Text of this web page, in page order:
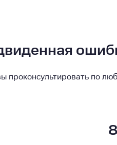
проконсультировать по